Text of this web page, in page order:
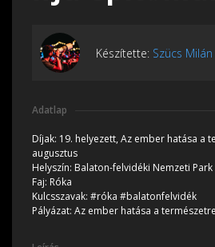
Készítette: Szücs Milán
Adatlap
Díjak: 19. helyezett, Az ember hatása a
augusztus
Helyszín: Balaton-felvidéki Nemzeti Park
Faj: Róka
Kulcsszavak: #róka #balatonfelvidék
Pályázat: Az ember hatása a természetre